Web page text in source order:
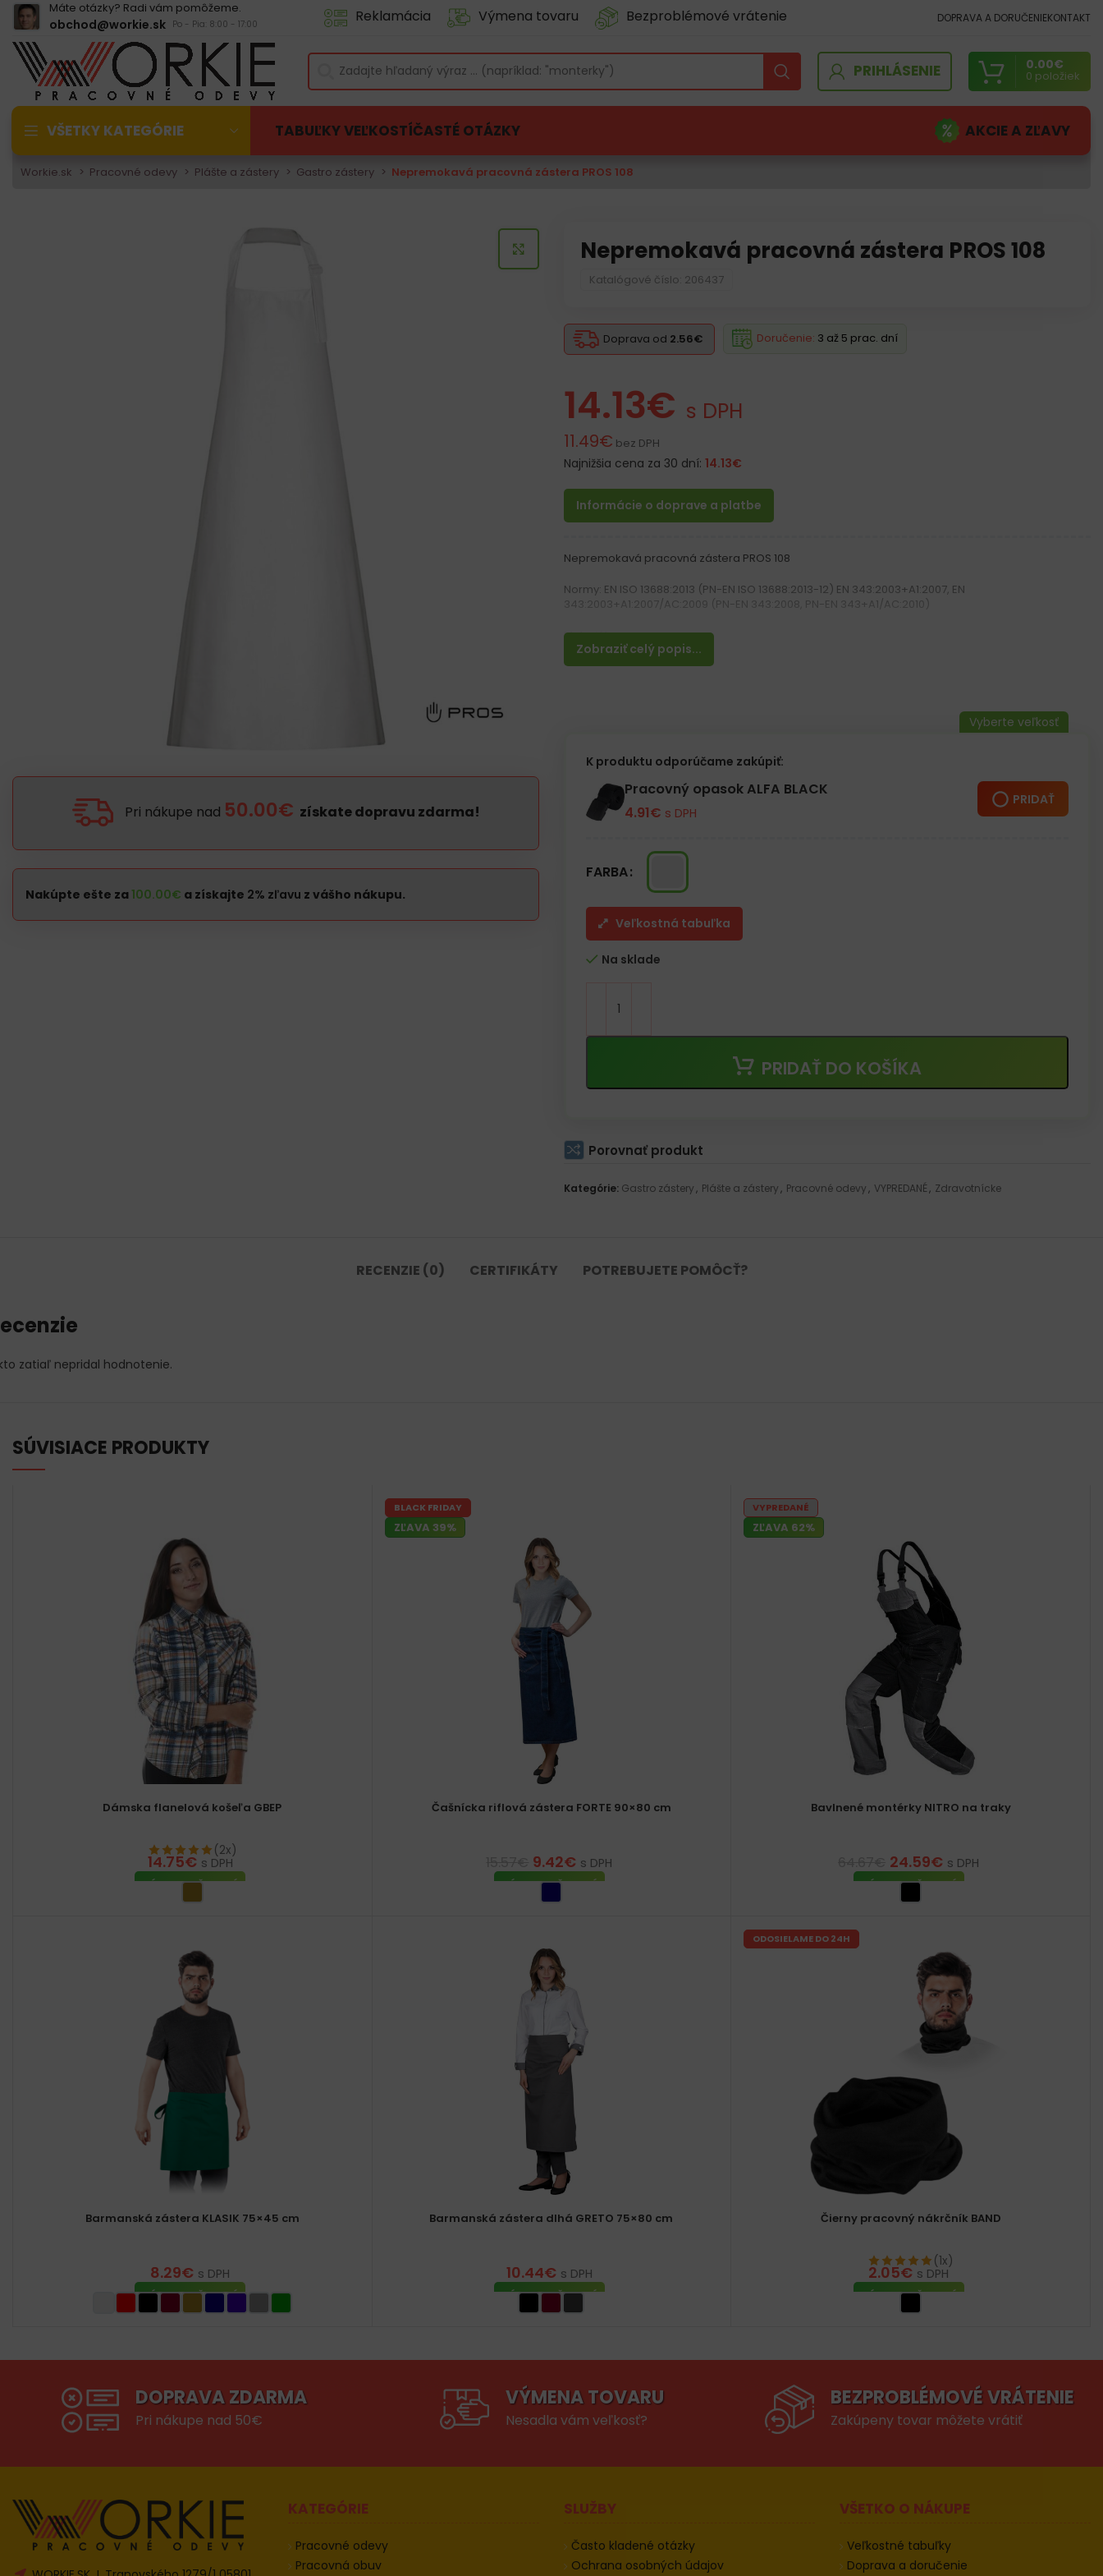
Máte otázky? Radi vám pomôžeme.
obchod@workie.sk Po - Pia: 8:00 - 17:00 Reklamácia Výmena tovaru Bezproblémové vrátenie DOPRAVA A DORUČENIEKONTAKT
PRIHLÁSENIE 0 položiek
0.00€
VŠETKY KATEGÓRIE TABUĽKY VEĽKOSTÍČASTÉ OTÁZKY AKCIE A ZĽAVY
Workie.sk Pracovné odevy Plášte a zástery Gastro zástery Nepremokavá pracovná zástera PROS 108
KLIKNITE PRE ZVÄČŠENIE
Pri nákupe nad 50.00€ získate dopravu zdarma!
Nakúpte ešte za 100.00€ a získajte 2% zľavu z vášho nákupu.
Nepremokavá pracovná zástera PROS 108
Katalógové číslo: 206437
Doprava od 2.56€ Doručenie: 3 až 5 prac. dní
14.13€ s DPH
11.49€ bez DPH
Najnižšia cena za 30 dní: 14.13€
Informácie o doprave a platbe
Zobraziť celý popis...
Nepremokavá pracovná zástera PROS 108
Normy: EN ISO 13688:2013 (PN-EN ISO 13688:2013-12) EN 343:2003+A1:2007, EN
343:2003+A1:2007/AC:2009 (PN-EN 343:2008, PN-EN 343+A1/AC:2010)
Materiál:
Vyrobená z tkaniny Plavitex 350 g/m2
K produktu odporúčame zakúpiť:
Pracovný opasok ALFA BLACK
4.91€ s DPH
PRIDAŤ
FARBA
Veľkostná tabuľka
Na sklade
PRIDAŤ DO KOŠÍKA
Porovnať produkt
Kategórie: Gastro zástery , Plášte a zástery , Pracovné odevy , VYPREDANÉ , Zdravotnícke
RECENZIE (0) CERTIFIKÁTY POTREBUJETE POMÔCŤ?
zatiaľ nepridal hodnotenie.
SÚVISIACE PRODUKTY
Dámska flanelová košeľa GBEP
(2x)
14.75€ s DPH
VÝBER MOŽNOSTÍ
BLACK FRIDAY
ZĽAVA 39%
Čašnícka riflová zástera FORTE 90×80 cm
9.42€ s DPH
VÝBER MOŽNOSTÍ
VYPREDANÉ
ZĽAVA 62%
Bavlnené montérky NITRO na traky
24.59€ s DPH
VÝBER MOŽNOSTÍ
Barmanská zástera KLASIK 75×45 cm
8.29€ s DPH
VÝBER MOŽNOSTÍ
Barmanská zástera dlhá GRETO 75×80 cm
10.44€ s DPH
VÝBER MOŽNOSTÍ
ODOSIELAME DO 24H
Čierny pracovný nákrčník BAND
(1x)
2.05€ s DPH
VÝBER MOŽNOSTÍ
DOPRAVA ZDARMA
Pri nákupe nad 50€
VÝMENA TOVARU
Nesadla vám veľkosť?
BEZPROBLÉMOVÉ VRÁTENIE
Zakúpeny tovar môžete vrátiť
KATEGÓRIE
Pracovné odevy
Pracovná obuv
SLUŽBY
Často kladené otázky
Ochrana osobných údajov
VŠETKO O NÁKUPE
Veľkostné tabuľky
Doprava a doručenie